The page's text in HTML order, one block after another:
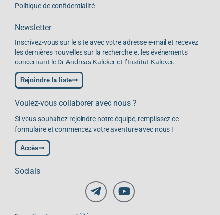
Politique de confidentialité
Newsletter
Inscrivez-vous sur le site avec votre adresse e-mail et recevez
les dernières nouvelles sur la recherche et les événements
concernant le Dr Andreas Kalcker et l’Institut Kalcker.
Rejoindre la liste
Voulez-vous collaborer avec nous ?
Si vous souhaitez rejoindre notre équipe, remplissez ce
formulaire et commencez votre aventure avec nous !
Accès
Socials